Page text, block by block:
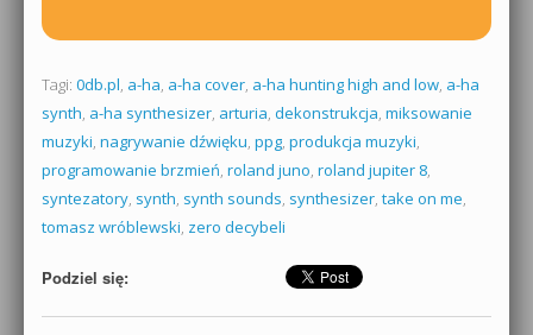
Tagi: 0db.pl, a-ha, a-ha cover, a-ha hunting high and low, a-ha
synth, a-ha synthesizer, arturia, dekonstrukcja, miksowanie
muzyki, nagrywanie dźwięku, ppg, produkcja muzyki,
programowanie brzmień, roland juno, roland jupiter 8,
syntezatory, synth, synth sounds, synthesizer, take on me,
tomasz wróblewski, zero decybeli
Podziel się: